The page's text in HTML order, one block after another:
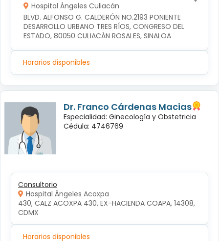
Hospital Ángeles Culiacán
BLVD. ALFONSO G. CALDERÓN NO.2193 PONIENTE
DESARROLLO URBANO TRES RÍOS, CONGRESO DEL
ESTADO, 80050 CULIACÁN ROSALES, SINALOA
Horarios disponibles
Dr. Franco Cárdenas Macias
Especialidad: Ginecología y Obstetricia
Cédula: 4746769
Consultorio
Hospital Ángeles Acoxpa
430, CALZ ACOXPA 430, EX-HACIENDA COAPA, 14308,
CDMX
Horarios disponibles